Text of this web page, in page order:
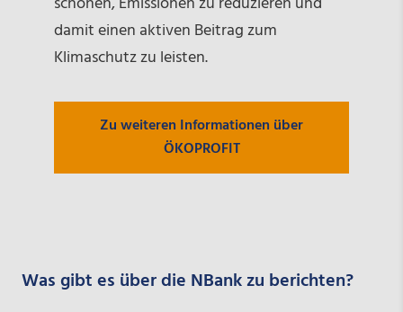
damit einen aktiven Beitrag zum
Klimaschutz zu leisten.
Zu weiteren Informationen über
ÖKOPROFIT
Was gibt es über die NBank zu berichten?